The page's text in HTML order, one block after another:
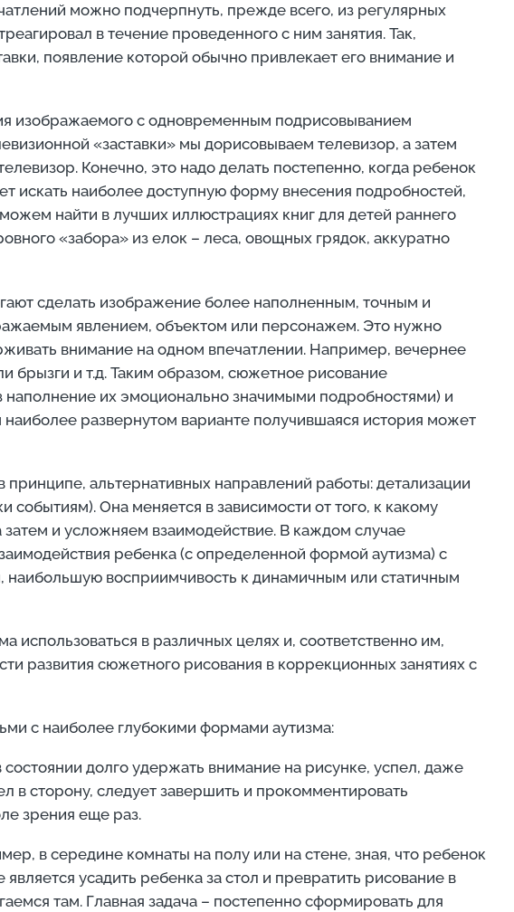
можно подчерпнуть, прежде всего, из регулярных
в течение проведенного с ним занятия. Так,
появление которой обычно привлекает его внимание и
изображаемого с одновременным подрисовыванием
«заставки» мы дорисовываем телевизор, а затем
Конечно, это надо делать постепенно, когда ребенок
искать наиболее доступную форму внесения подробностей,
найти в лучших иллюстрациях книг для детей раннего
«забора» из елок – леса, овощных грядок, аккуратно
сделать изображение более наполненным, точным и
явлением, объектом или персонажем. Это нужно
внимание на одном впечатлении. Например, вечернее
брызги и т.д. Таким образом, сюжетное рисование
их эмоционально значимыми подробностями) и
развернутом варианте получившаяся история может
альтернативных направлений работы: детализации
Она меняется в зависимости от того, к какому
и усложняем взаимодействие. В каждом случае
ребенка (с определенной формой аутизма) с
наибольшую восприимчивость к динамичным или статичным
использоваться в различных целях и, соответственно им,
развития сюжетного рисования в коррекционных занятиях с
с наиболее глубокими формами аутизма:
долго удержать внимание на рисунке, успел, даже
в сторону, следует завершить и прокомментировать
зрения еще раз.
в середине комнаты на полу или на стене, зная, что ребенок
усадить ребенка за стол и превратить рисование в
там. Главная задача – постепенно сформировать для